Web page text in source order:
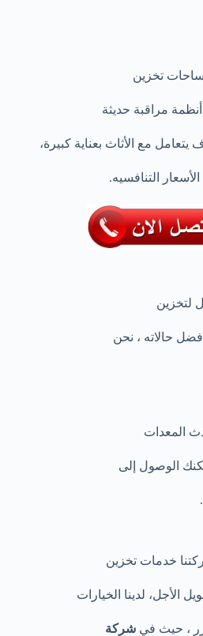
تخزين
مراقبة حديثة
مع الأثاث بعناية كبيرة،
التنافسيه.
لتخزين
حالاته ، نحن
المعدات
الوصول إلى
خدمات تخزين
الأجل، لدينا الخيارات
، حيث في شركة